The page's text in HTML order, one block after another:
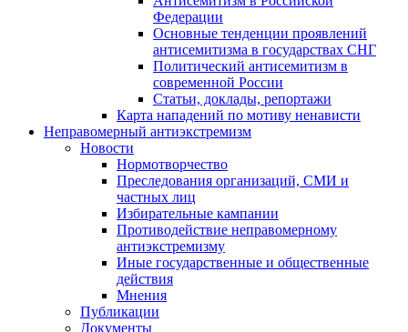
Федерации
Основные тенденции проявлений
антисемитизма в государствах СНГ
Политический антисемитизм в
современной России
Статьи, доклады, репортажи
Карта нападений по мотиву ненависти
Неправомерный антиэкстремизм
Новости
Нормотворчество
Преследования организаций, СМИ и
частных лиц
Избирательные кампании
Противодействие неправомерному
антиэкстремизму
Иные государственные и общественные
действия
Мнения
Публикации
Документы